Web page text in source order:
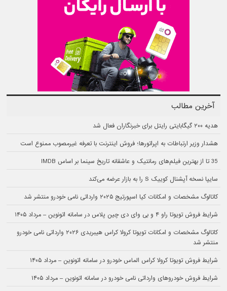
آخرین مطالب
هدیه ۲۰۰ گیگابایتی رایتل برای خبرنگاران فعال شد
هشدار وزیر ارتباطات به اپراتورها؛ فروش اینترنت با تعرفه غیرمصوب ممنوع است
35 تا از بهترین فیلم‌های رمانتیک و عاشقانه تاریخ سینما بر اساس IMDB
سایپا نسخه آپشنال کوییک S را به بازار عرضه می‌کند
کاتالوگ مشخصات و امکانات کیا اسپورتیج ۲۰۲۵ وارداتی نامی خودرو منتشر شد
شرایط فروش تویوتا راو ۴ و بی وای دی چین پلاس در سامانه اتونوین – مرداد ۱۴۰۵
کاتالوگ مشخصات و امکانات تویوتا کرولا کراس هیبریدی ۲۰۲۶ وارداتی نامی خودرو
منتشر شد
شرایط فروش تویوتا کرولا کراس الماس خودرو در سامانه اتونوین – مرداد ۱۴۰۵
شرایط فروش خودروهای وارداتی نامی خودرو در سامانه اتونوین – مرداد ۱۴۰۵